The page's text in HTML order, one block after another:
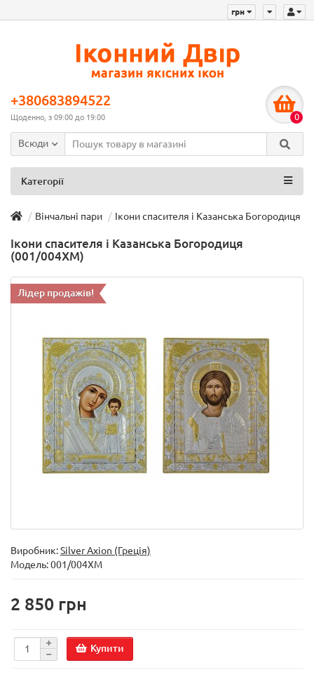
грн
+380683894522
Щоденно, з 09:00 до 19:00 0
Всюди
Категорії
Вінчальні пари Ікони спасителя і Казанська Богородиця
Ікони спасителя і Казанська Богородиця
(001/004XM)
Лідер продажів!
Виробник:Silver Axion (Греція)
Модель:001/004XM
2 850 грн
Купити